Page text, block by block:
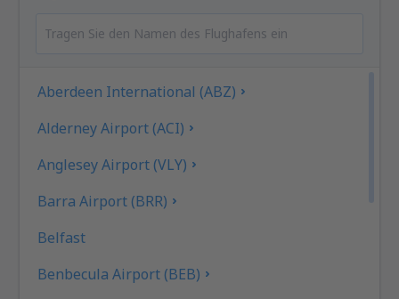
Aberdeen International (ABZ)
Alderney Airport (ACI)
Anglesey Airport (VLY)
Barra Airport (BRR)
Belfast
Benbecula Airport (BEB)